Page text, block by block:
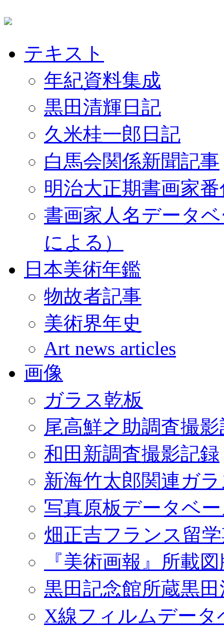
テキスト
年紀資料集成
黒田清輝日記
久米桂一郎日記
白馬会関係新聞記事
明治大正期書画家
書画家人名データ
による）
日本美術年鑑
物故者記事
美術界年史
Art news articles
画像
ガラス乾板
尾高鮮之助調査撮
和田新調査撮影記録
新海竹太郎関連ガ
写真原板データベ
畑正吉フランス留
『美術画報』所載
黒田記念館所蔵黒
X線フィルムデータ